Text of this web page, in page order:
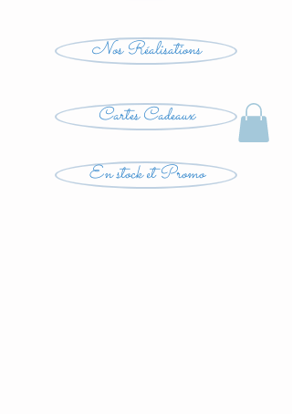
Nos Réalisations
Cartes Cadeaux
En stock et Promo